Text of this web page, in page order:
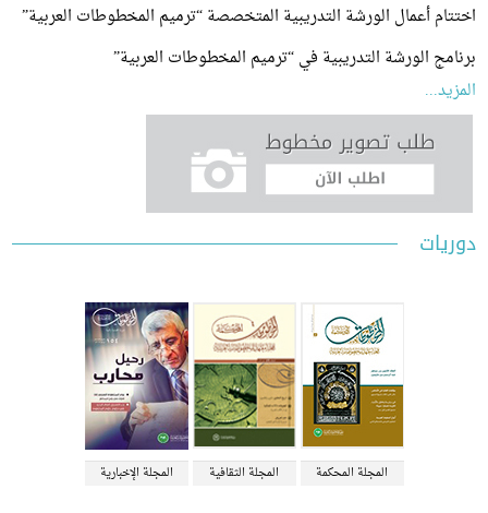
أعمال الورشة التدريبية المتخصصة “ترميم المخطوطات العربية”
الورشة التدريبية في “ترميم المخطوطات العربية”
المجلة المحكمة المجلة الثقافية المجلة الإخبارية